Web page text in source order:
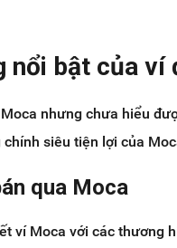
nổi bật của ví
nhưng chưa hiểu
siêu tiện lợi của
qua Moca
ví Moca với các thương